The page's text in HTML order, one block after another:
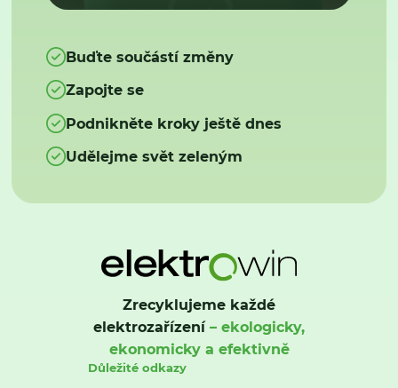
Buďte součástí změny
Zapojte se
Podnikněte kroky ještě dnes
Udělejme svět zeleným
Zrecyklujeme každé
elektrozařízení– ekologicky,
ekonomicky a efektivně
Důležité odkazy